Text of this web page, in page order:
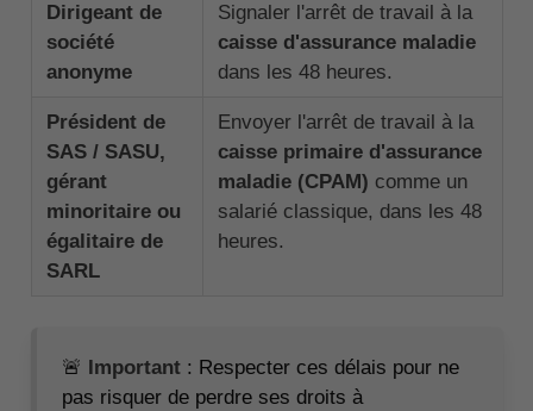
Dirigeant de
société
anonyme
Signaler l'arrêt de travail à la
caisse d'assurance maladie
dans les 48 heures.
Président de
SAS / SASU,
gérant
minoritaire ou
égalitaire de
SARL
Envoyer l'arrêt de travail à la
caisse primaire d'assurance
maladie (CPAM) comme un
salarié classique, dans les 48
heures.
🚨 Important: Respecter ces délais pour ne
pas risquer de perdre ses droits à